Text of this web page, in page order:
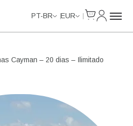
PT-BR EUR
Cayman – 20 dias – Ilimitado